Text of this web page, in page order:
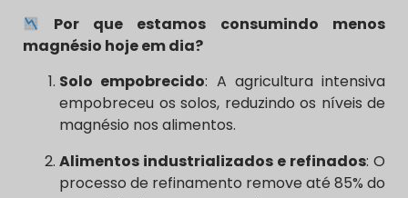
Por que estamos consumindo menos
magnésio hoje em dia?
Solo empobrecido: A agricultura intensiva
empobreceu os solos, reduzindo os níveis de
magnésio nos alimentos.
Alimentos industrializados e refinados: O
processo de refinamento remove até 85% do